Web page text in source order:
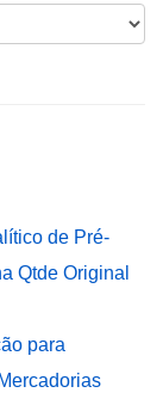
de Pré-
Qtde Original
para